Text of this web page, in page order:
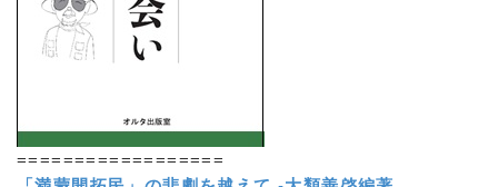
==================